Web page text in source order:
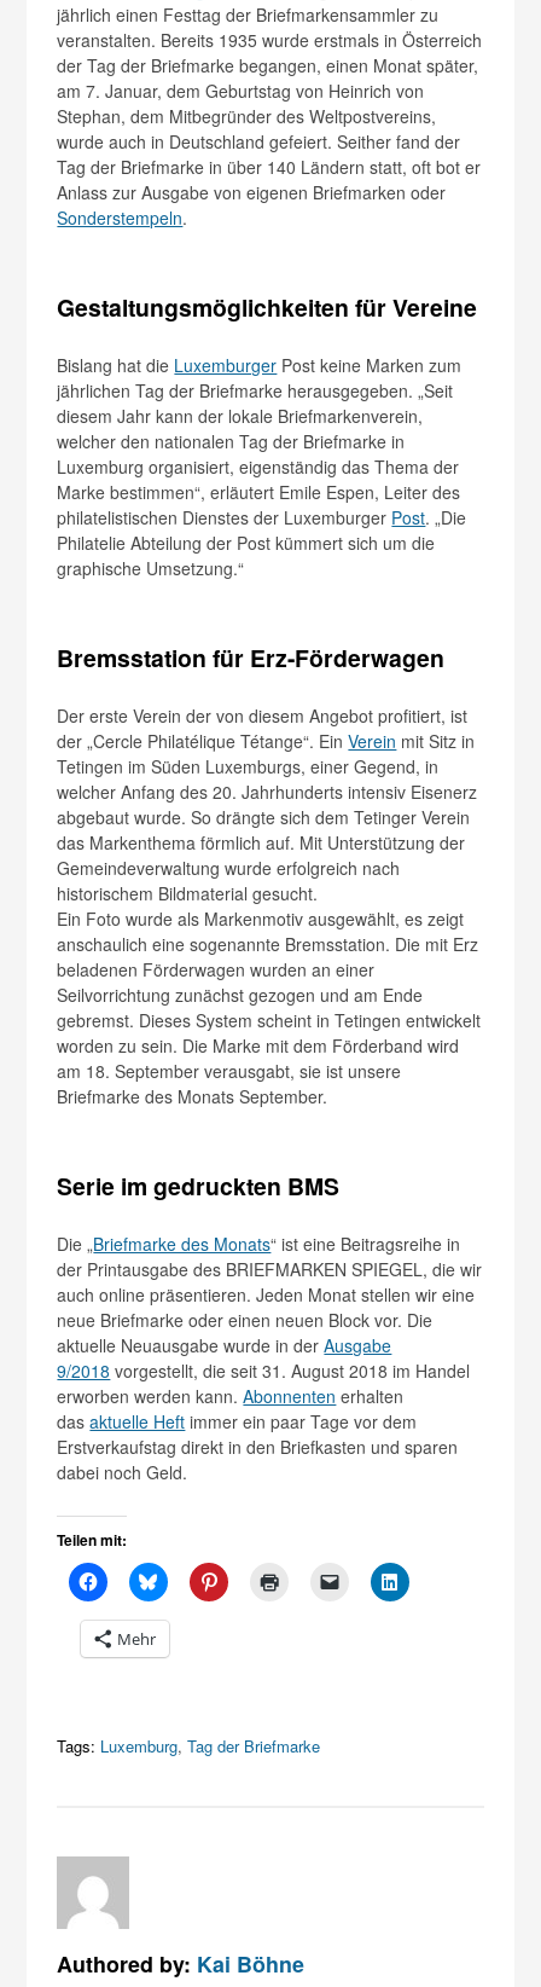
jährlich einen Festtag der Briefmarkensammler zu
veranstalten. Bereits 1935 wurde erstmals in Österreich
der Tag der Briefmarke begangen, einen Monat später,
am 7. Januar, dem Geburtstag von Heinrich von
Stephan, dem Mitbegründer des Weltpostvereins,
wurde auch in Deutschland gefeiert. Seither fand der
Tag der Briefmarke in über 140 Ländern statt, oft bot er
Anlass zur Ausgabe von eigenen Briefmarken oder
Sonderstempeln.
Gestaltungsmöglichkeiten für Vereine
Bislang hat die Luxemburger Post keine Marken zum
jährlichen Tag der Briefmarke herausgegeben. „Seit
diesem Jahr kann der lokale Briefmarkenverein,
welcher den nationalen Tag der Briefmarke in
Luxemburg organisiert, eigenständig das Thema der
Marke bestimmen“, erläutert Emile Espen, Leiter des
philatelistischen Dienstes der Luxemburger Post. „Die
Philatelie Abteilung der Post kümmert sich um die
graphische Umsetzung.“
Bremsstation für Erz-Förderwagen
Der erste Verein der von diesem Angebot profitiert, ist
der „Cercle Philatélique Tétange“. EinVerein mit Sitz in
Tetingen im Süden Luxemburgs, einer Gegend, in
welcher Anfang des 20. Jahrhunderts intensiv Eisenerz
abgebaut wurde. So drängte sich dem Tetinger Verein
das Markenthema förmlich auf. Mit Unterstützung der
Gemeindeverwaltung wurde erfolgreich nach
historischem Bildmaterial gesucht.
Ein Foto wurde als Markenmotiv ausgewählt, es zeigt
anschaulich eine sogenannte Bremsstation. Die mit Erz
beladenen Förderwagen wurden an einer
Seilvorrichtung zunächst gezogen und am Ende
gebremst. Dieses System scheint in Tetingen entwickelt
worden zu sein. Die Marke mit dem Förderband wird
am 18. September verausgabt, sie ist unsere
Briefmarke des Monats September.
Serie im gedruckten BMS
Die „Briefmarke des Monats“ ist eine Beitragsreihe in
der Printausgabe des BRIEFMARKEN SPIEGEL, die wir
auch online präsentieren. Jeden Monat stellen wir eine
neue Briefmarke oder einen neuen Block vor. Die
aktuelle Neuausgabe wurde in derAusgabe
9/2018 vorgestellt, die seit 31. August 2018 im Handel
erworben werden kann.Abonnenten erhalten
dasaktuelle Heft immer ein paar Tage vor dem
Erstverkaufstag direkt in den Briefkasten und sparen
dabei noch Geld.
Teilen mit:
Mehr
Tags: Luxemburg,Tag der Briefmarke
Authored by: Kai Böhne